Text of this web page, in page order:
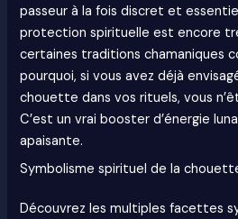
passeur à la fois discret et
protection spirituelle est encore
certaines traditions chamaniques
pourquoi, si vous avez déjà
chouette dans vos rituels, vous
C’est un vrai booster d’énergie
apaisante.
Symbolisme spirituel de la
Découvrez les multiples facettes